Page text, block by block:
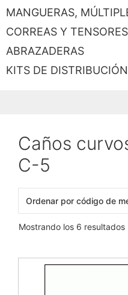
Caños
C-5
Mostrando los 6 resultados
MANGUERAS,
CORREAS Y
ABRAZADERAS
KITS DE